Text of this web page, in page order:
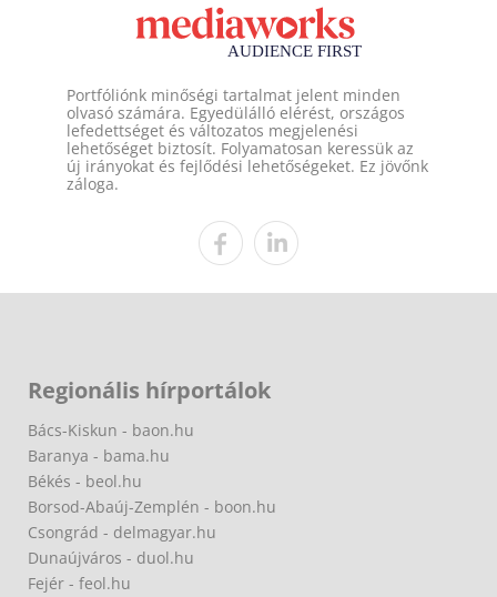
Portfóliónk minőségi tartalmat jelent minden
olvasó számára. Egyedülálló elérést, országos
lefedettséget és változatos megjelenési
lehetőséget biztosít. Folyamatosan keressük az
új irányokat és fejlődési lehetőségeket. Ez jövőnk
záloga.
Regionális hírportálok
Bács-Kiskun - baon.hu
Baranya - bama.hu
Békés - beol.hu
Borsod-Abaúj-Zemplén - boon.hu
Csongrád - delmagyar.hu
Dunaújváros - duol.hu
Fejér - feol.hu